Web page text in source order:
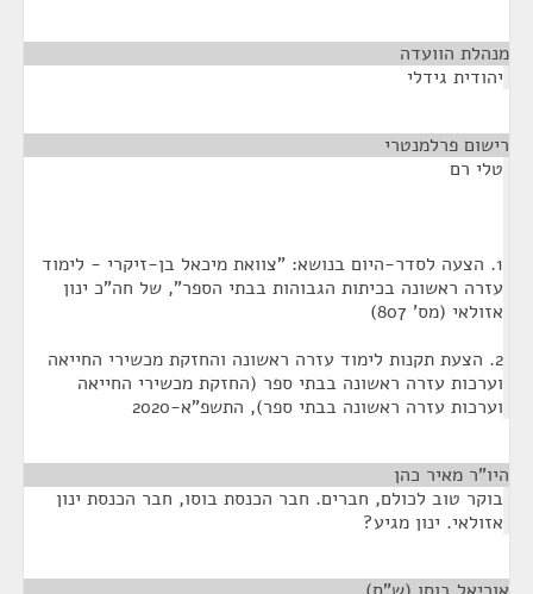
מנהלת הוועדה
יהודית גידלי
רישום פרלמנטרי
טלי רם
1. הצעה לסדר-היום בנושא: "צוואת מיכאל בן-זיקרי - לימוד
עזרה ראשונה בכיתות הגבוהות בבתי הספר", של חה"כ ינון
אזולאי (מס' 807)
2. הצעת תקנות לימוד עזרה ראשונה והחזקת מכשירי החייאה
וערכות עזרה ראשונה בבתי ספר (החזקת מכשירי החייאה
וערכות עזרה ראשונה בבתי ספר), התשפ"א-2020
היו"ר מאיר כהן
בוקר טוב לכולם, חברים. חבר הכנסת בוסו, חבר הכנסת ינון
אזולאי. ינון מגיע?